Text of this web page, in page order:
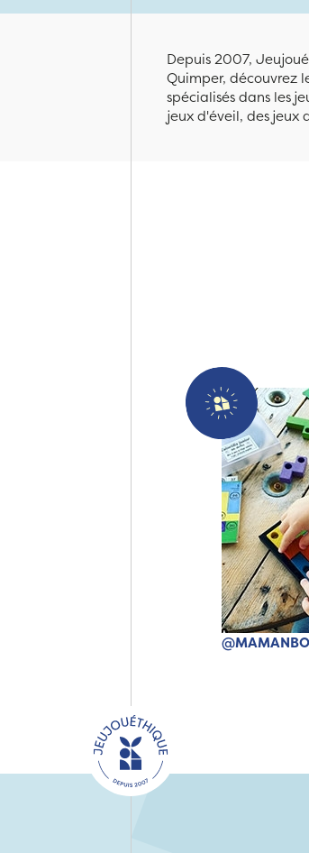
Depuis 2007,
Quimper, découvrez
spécialisés dans les
jeux d'éveil, des jeux